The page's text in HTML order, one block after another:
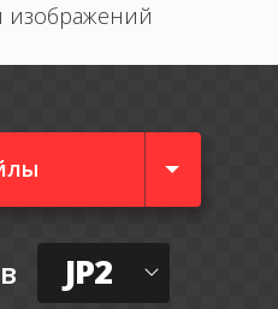
изображений
в JP2